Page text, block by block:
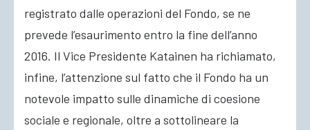
registrato dalle operazioni del Fondo, se ne
prevede l’esaurimento entro la fine dell’anno
2016. Il Vice Presidente Katainen ha richiamato,
infine, l’attenzione sul fatto che il Fondo ha un
notevole impatto sulle dinamiche di coesione
sociale e regionale, oltre a sottolineare la